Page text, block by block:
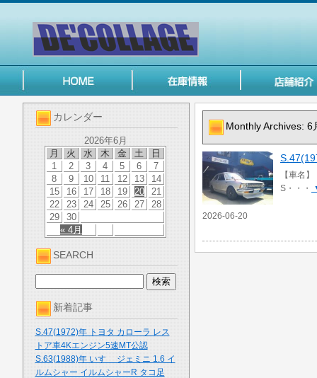
カレンダー
2026年6月
月
火 水 木 金 土 日
« 4月
1 2 3 4 5 6
7
8
9 10 11 12 13
14
15
16 17 18 19 20
21
22
23 24 25 26 27
28
29
30
SEARCH
新着記事
S.47(1972)年 トヨタ カローラ レス
トア車4Kエンジン5速MT公認
S.63(1988)年 いすゞ ジェミニ 1.6 イ
ルムシャー イルムシャーR タコ足
Monthly Archives: 6
【車名
S・・・
2026-06-20